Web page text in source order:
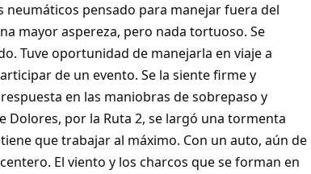
neumáticos pensado para manejar fuera del
mayor aspereza, pero nada tortuoso. Se
Tuve oportunidad de manejarla en viaje a
de un evento. Se la siente firme y
en las maniobras de sobrepaso y
Dolores, por la Ruta 2, se largó una tormenta
que trabajar al máximo. Con un auto, aún de
El viento y los charcos que se forman en